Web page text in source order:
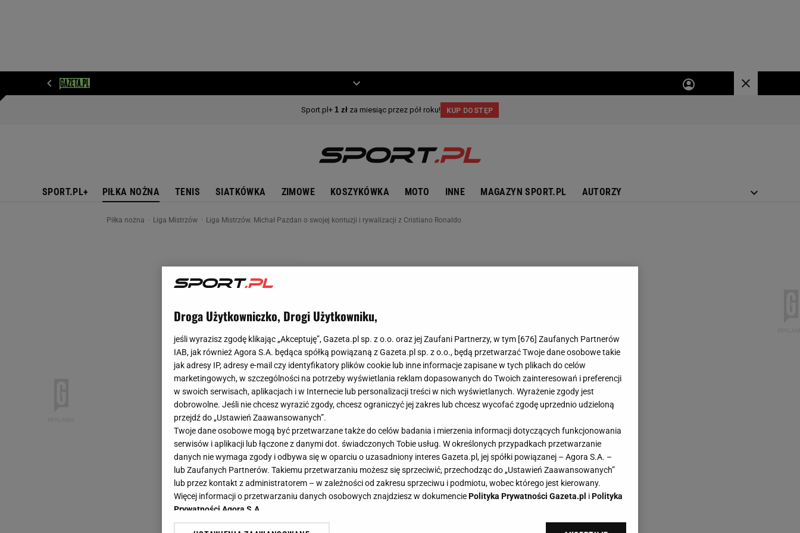
SPORT.PL+ PIŁKA NOŻNA TENIS SIATKÓWKA ZIMOWE KOSZYKÓWKA MOTO INNE MAGAZYN SPORT.PL AUTORZY
Piłka nożna Liga Mistrzów Liga Mistrzów. Michał Pazdan o swojej kontuzji i rywalizacji z Cristiano Ronaldo
Droga Użytkowniczko, Drogi Użytkowniku,
jeśli wyrazisz zgodę klikając „Akceptuję”, Gazeta.pl sp. z o.o. oraz jej Zaufani Partnerzy, w tym [676] Zaufanych Partnerów
IAB, jak również Agora S.A. będąca spółką powiązaną z Gazeta.pl sp. z o.o., będą przetwarzać Twoje dane osobowe takie
jak adresy IP, adresy e-mail czy identyfikatory plików cookie lub inne informacje zapisane w tych plikach do celów
marketingowych, w szczególności na potrzeby wyświetlania reklam dopasowanych do Twoich zainteresowań i preferencji
w swoich serwisach, aplikacjach i w Internecie lub personalizacji treści w nich wyświetlanych. Wyrażenie zgody jest
dobrowolne. Jeśli nie chcesz wyrazić zgody, chcesz ograniczyć jej zakres lub chcesz wycofać zgodę uprzednio udzieloną
przejdź do „Ustawień Zaawansowanych”.
Twoje dane osobowe mogą być przetwarzane także do celów badania i mierzenia informacji dotyczących funkcjonowania
serwisów i aplikacji lub łączone z danymi dot. świadczonych Tobie usług. W określonych przypadkach przetwarzanie
danych nie wymaga zgody i odbywa się w oparciu o uzasadniony interes Gazeta.pl, jej spółki powiązanej – Agora S.A. –
lub Zaufanych Partnerów. Takiemu przetwarzaniu możesz się sprzeciwić, przechodząc do „Ustawień Zaawansowanych”
lub przez kontakt z administratorem – w zależności od zakresu sprzeciwu i podmiotu, wobec którego jest kierowany.
Więcej informacji o przetwarzaniu danych osobowych znajdziesz w dokumenciePolityka Prywatności Gazeta.pl iPolityka
Prywatności Agora S.A.